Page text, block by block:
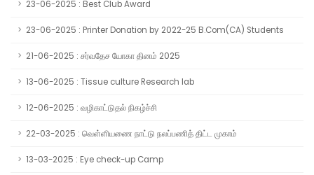
23-06-2025 : Best Club Award
23-06-2025 : Printer Donation by 2022-25 B.Com(CA) Students
21-06-2025 : சர்வதேச யோகா தினம் 2025
13-06-2025 : Tissue culture Research lab
12-06-2025 : வழிகாட்டுதல் நிகழ்ச்சி
22-03-2025 : வெள்ளியணை நாட்டு நலப்பணித் திட்ட முகாம்
13-03-2025 : Eye check-up Camp